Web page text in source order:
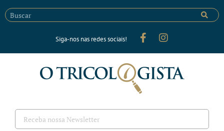
Siga-nos nas redes sociais!